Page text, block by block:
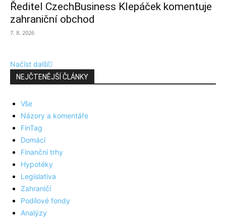
Ředitel CzechBusiness Klepáček komentuje
zahraniční obchod
7. 8. 2026
Načíst další
NEJČTENĚJŠÍ ČLÁNKY
Vše
Názory a komentáře
FinTag
Domácí
Finanční trhy
Hypotéky
Legislativa
Zahraničí
Podílové fondy
Analýzy